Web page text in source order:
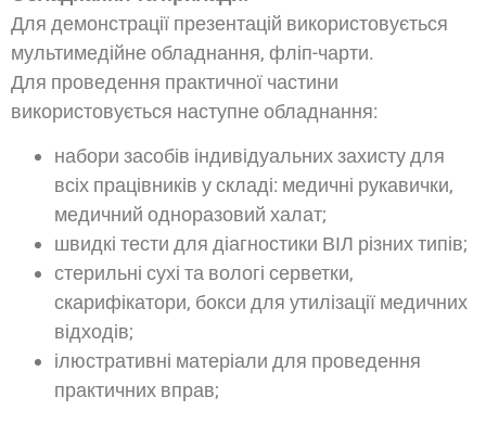
Для демонстрації презентацій використовується
мультимедійне обладнання, фліп-чарти.
Для проведення практичної частини
використовується наступне обладнання:
набори засобів індивідуальних захисту для
всіх працівників у складі: медичні рукавички,
медичний одноразовий халат;
швидкі тести для діагностики ВІЛ різних типів;
стерильні сухі та вологі серветки,
скарифікатори, бокси для утилізації медичних
відходів;
ілюстративні матеріали для проведення
практичних вправ;